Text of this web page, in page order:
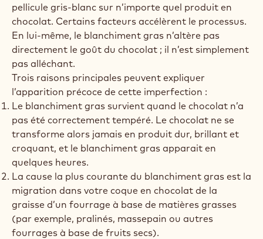
pellicule gris-blanc sur n’importe quel produit en
chocolat. Certains facteurs accélèrent le processus.
En lui-même, le blanchiment gras n’altère pas
directement le goût du chocolat ; il n’est simplement
pas alléchant.
Trois raisons principales peuvent expliquer
l’apparition précoce de cette imperfection :
Le blanchiment gras survient quand le chocolat n’a
pas été correctement tempéré. Le chocolat ne se
transforme alors jamais en produit dur, brillant et
croquant, et le blanchiment gras apparait en
quelques heures.
La cause la plus courante du blanchiment gras est la
migration dans votre coque en chocolat de la
graisse d’un fourrage à base de matières grasses
(par exemple, pralinés, massepain ou autres
fourrages à base de fruits secs).